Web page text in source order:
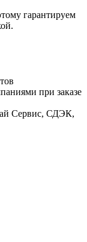
гарантируем
при заказе
Сервис, СДЭК,